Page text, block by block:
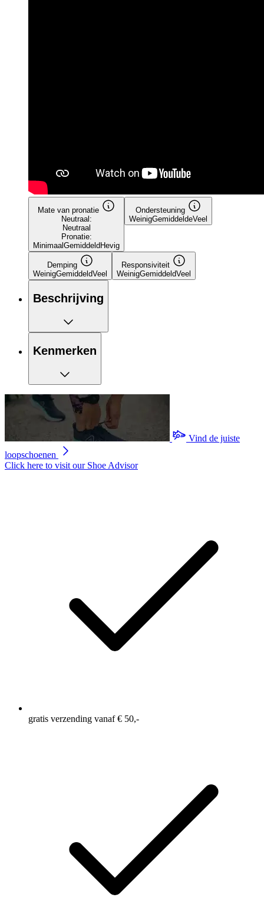
Mate van pronatie
Neutraal:
Neutraal
Pronatie:
Minimaal Gemiddeld Hevig
Ondersteuning
WeinigGemiddeldeVeel
Demping
WeinigGemiddeldVeel
Responsiviteit
WeinigGemiddeldVeel
Beschrijving
Kenmerken
Vind de juiste
loopschoenen
Click here to visit our Shoe Advisor
gratis verzending vanaf € 50,-